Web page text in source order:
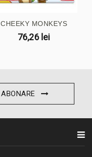
CHEEKY MONKEYS
76,26 lei
ABONARE